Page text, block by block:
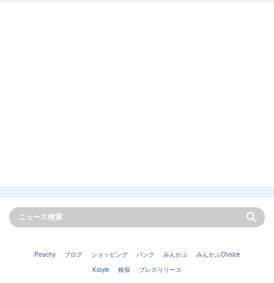
Peachy ブログ ショッピング バンク みんかぶ
みんかぶChoice
Kstyle
株探 プレスリリース